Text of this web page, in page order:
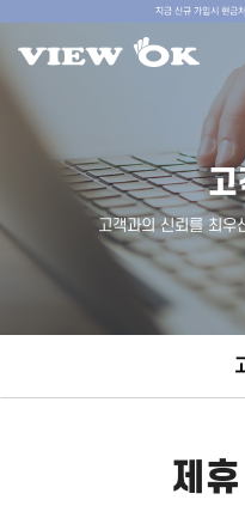
고
고객과의 신뢰를 최우
제